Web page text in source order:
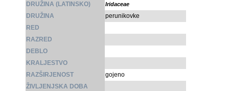
DRUŽINA (LATINSKO) Iridaceae
DRUŽINA
perunikovke
RED
RAZRED
DEBLO
KRALJESTVO
RAZŠIRJENOST
gojeno
ŽIVLJENJSKA DOBA